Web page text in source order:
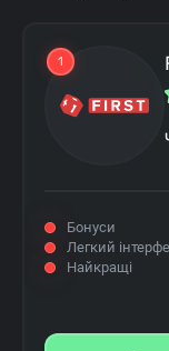
1
Бонуси
Легкий
Найкращі